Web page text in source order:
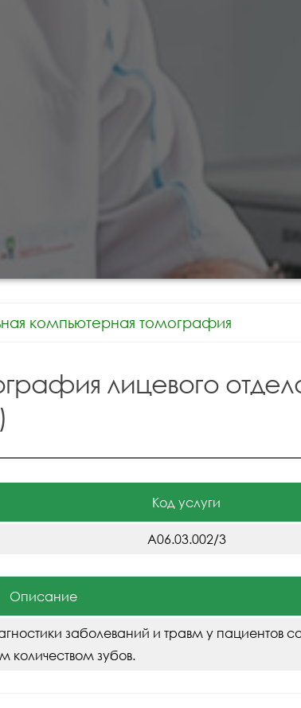
компьютерная томография
лицевого
Код услуги
A06.03.002/3
Описание
заболеваний и травм у пациентов
количеством зубов.